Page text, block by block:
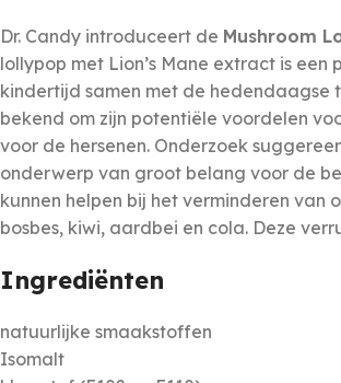
Dr. Candy introduceert de Mushroom
lollypop met Lion’s Mane extract is
kindertijd samen met de hedendaagse
bekend om zijn potentiële voordelen
voor de hersenen. Onderzoek
onderwerp van groot belang voor de
kunnen helpen bij het verminderen van
bosbes, kiwi, aardbei en cola. Deze
Ingrediënten
natuurlijke smaakstoffen
Isomalt